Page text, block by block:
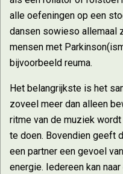
alle oefeningen op een
dansen sowieso allemaal
mensen met
bijvoorbeeld reuma.
Het belangrijkste is het
zoveel meer dan alleen
ritme van de muziek
te doen. Bovendien geeft
een partner een gevoel
energie. Iedereen kan